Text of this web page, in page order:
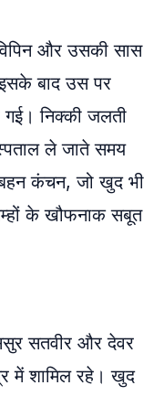
और उसकी सास
इसके बाद उस पर
निक्की जलती
ले जाते समय
कंचन, जो खुद भी
के खौफनाक सबूत
सतवीर और देवर
में शामिल रहे। खुद